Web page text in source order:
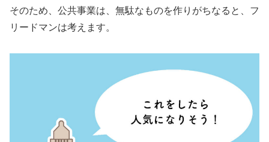
そのため、公共事業は、無駄なものを作りがちなると、フ
リードマンは考えます。